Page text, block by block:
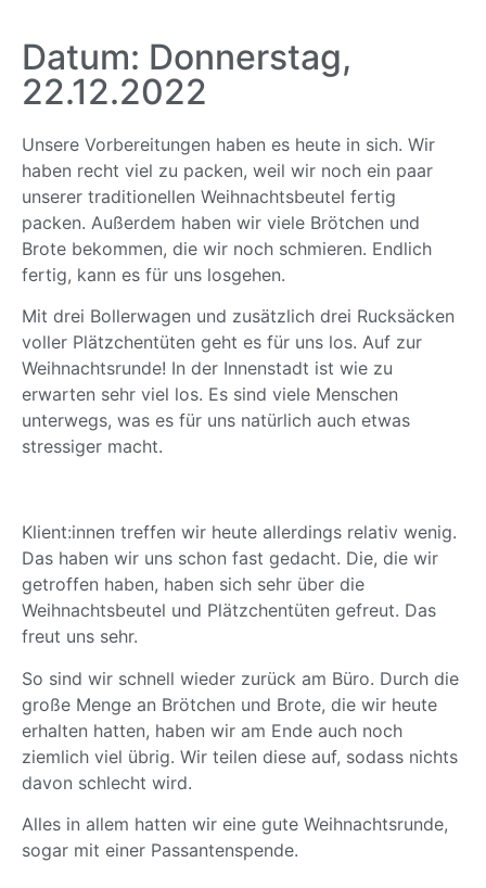
Datum: Donnerstag,
22.12.2022
Unsere Vorbereitungen haben es heute in sich. Wir
haben recht viel zu packen, weil wir noch ein paar
unserer traditionellen Weihnachtsbeutel fertig
packen. Außerdem haben wir viele Brötchen und
Brote bekommen, die wir noch schmieren. Endlich
fertig, kann es für uns losgehen.
Mit drei Bollerwagen und zusätzlich drei Rucksäcken
voller Plätzchentüten geht es für uns los. Auf zur
Weihnachtsrunde! In der Innenstadt ist wie zu
erwarten sehr viel los. Es sind viele Menschen
unterwegs, was es für uns natürlich auch etwas
stressiger macht.
Klient:innen treffen wir heute allerdings relativ wenig.
Das haben wir uns schon fast gedacht. Die, die wir
getroffen haben, haben sich sehr über die
Weihnachtsbeutel und Plätzchentüten gefreut. Das
freut uns sehr.
So sind wir schnell wieder zurück am Büro. Durch die
große Menge an Brötchen und Brote, die wir heute
erhalten hatten, haben wir am Ende auch noch
ziemlich viel übrig. Wir teilen diese auf, sodass nichts
davon schlecht wird.
Alles in allem hatten wir eine gute Weihnachtsrunde,
sogar mit einer Passantenspende.